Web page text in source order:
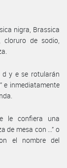
nigra, Brassica
cloruro de sodio,
d y e se rotularán
e inmediatamente
le confiera una
de mesa con ...” o
el nombre del